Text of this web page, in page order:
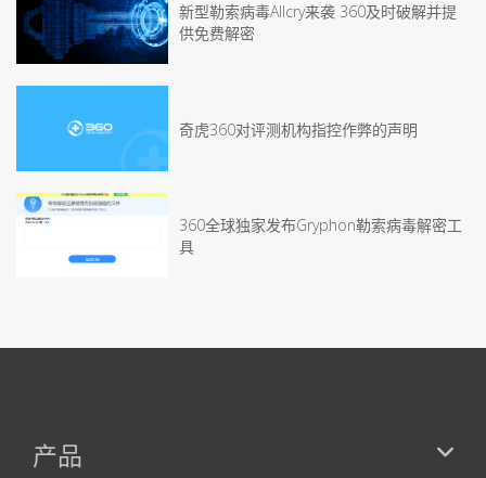
新型勒索病毒Allcry来袭 360及时破解并提
供免费解密
奇虎360对评测机构指控作弊的声明
360全球独家发布Gryphon勒索病毒解密工
具
产品